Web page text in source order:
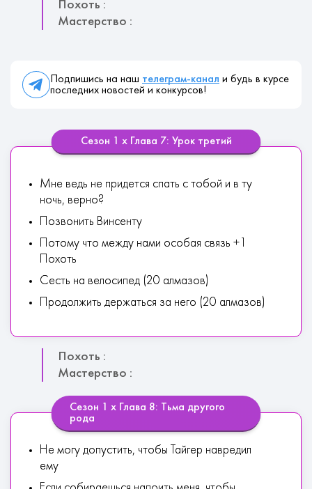
Похоть :
Мастерство :
Подпишись на наш телеграм-канал и будь в курсе
последних новостей и конкурсов!
Сезон 1 х Глава 7: Урок третий
Мне ведь не придется спать с тобой и в ту
ночь, верно?
Позвонить Винсенту
Потому что между нами особая связь +1
Похоть
Сесть на велосипед (20 алмазов)
Продолжить держаться за него (20 алмазов)
Похоть :
Мастерство :
Сезон 1 х Глава 8: Тьма другого
рода
Не могу допустить, чтобы Тайгер навредил
ему